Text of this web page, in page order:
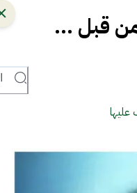
من قبل …